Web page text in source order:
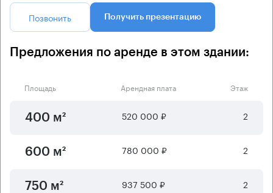
Позвонить Получить презентацию
Предложения по аренде в этом здании:
Площадь Арендная плата Этаж
400 м² 520 000 ₽ 2
600 м² 780 000 ₽ 2
750 м² 937 500 ₽ 2